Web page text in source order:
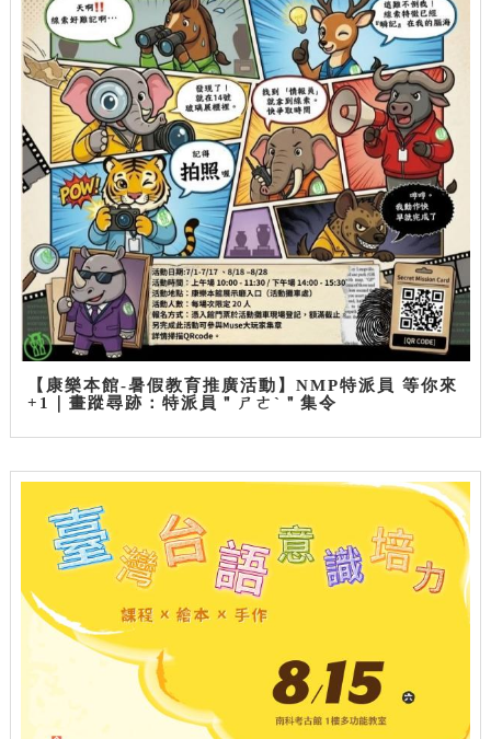
【康樂本館-暑假教育推廣活動】NMP特派員 等你來
+1｜畫蹤尋跡：特派員＂ㄕㄜˋ＂集令